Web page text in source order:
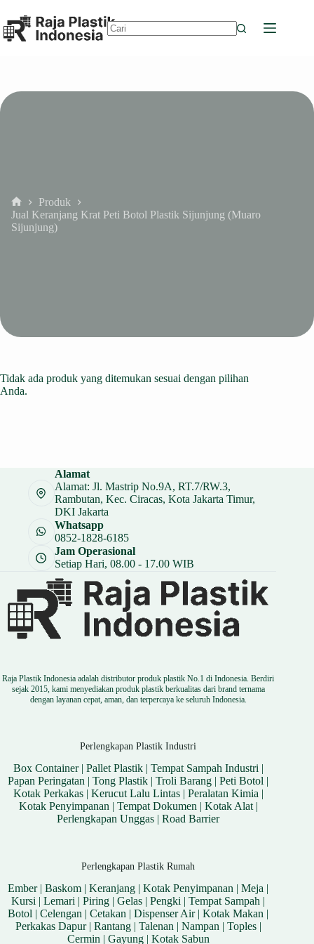
to
content
Home
Produk
Jual Keranjang Krat Peti Botol Plastik Sijunjung (Muaro
Sijunjung)
Tidak ada produk yang ditemukan sesuai dengan pilihan
Anda.
Alamat
Alamat: Jl. Mastrip No.9A, RT.7/RW.3,
Rambutan, Kec. Ciracas, Kota Jakarta Timur,
DKI Jakarta
Whatsapp
0852-1828-6185
Jam Operasional
Setiap Hari, 08.00 - 17.00 WIB
Raja Plastik Indonesia adalah distributor produk plastik No.1 di Indonesia. Berdiri
sejak 2015, kami menyediakan produk plastik berkualitas dari brand ternama
dengan layanan cepat, aman, dan terpercaya ke seluruh Indonesia.
Perlengkapan Plastik Industri
Box Container| Pallet Plastik| Tempat Sampah Industri |
Papan Peringatan |Tong Plastik |Troli Barang |Peti Botol |
Kotak Perkakas| Kerucut Lalu Lintas| Peralatan Kimia |
Kotak Penyimpanan | Tempat Dokumen | Kotak Alat|
Perlengkapan Unggas |Road Barrier
Perlengkapan Plastik Rumah
Ember|Baskom |Keranjang |Kotak Penyimpanan |Meja |
Kursi |Lemari |Piring |Gelas |Pengki |Tempat Sampah |
Botol |Celengan |Cetakan |Dispenser Air|Kotak Makan |
Perkakas Dapur| Rantang| Talenan | Nampan | Toples|
Cermin | Gayung| Kotak Sabun